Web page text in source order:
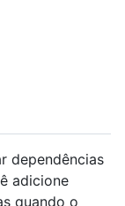
dependências
adicione
quando o